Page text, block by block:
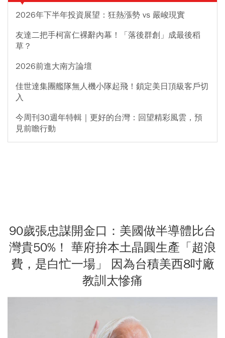
2026年下半年投資展望：狂熱漲勢 vs 嚴峻現實
友達二把手柯富仁裸辭內幕！「落後群創」成最後稻
草？
2026前進大南方論壇
佳世達集團艦隊無人機小隊起飛！鎖定美日頂級客戶切
入
今周刊30週年特輯｜更好的台灣：回望精彩風雲，預
見前瞻行動
90歲張忠謀開金口：美國做半導體比台
灣貴50%！ 華府拚本土晶圓生產「超浪
費，是白忙一場」 因為台積美西8吋廠
教訓太慘痛